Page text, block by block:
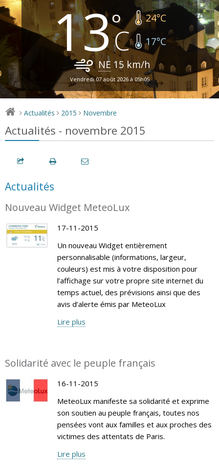
13 24°C
17°C
NE 15 km/h
Vendredi 07 août 2026 à 05h05
> Actualités > 2015 > Novembre
Actualités - novembre 2015
Actualités
Nouveau Widget MeteoLux
17-11-2015
Un nouveau Widget entièrement
personnalisable (informations, largeur,
couleurs) est mis à votre disposition pour
l’affichage sur votre propre site internet du
temps actuel, des prévisions ainsi que des
avis d’alerte émis par MeteoLux
Lire plus
Solidarité avec le peuple français
16-11-2015
MeteoLux manifeste sa solidarité et exprime
son soutien au peuple français, toutes nos
pensées vont aux familles et aux proches des
victimes des attentats de Paris.
Lire plus